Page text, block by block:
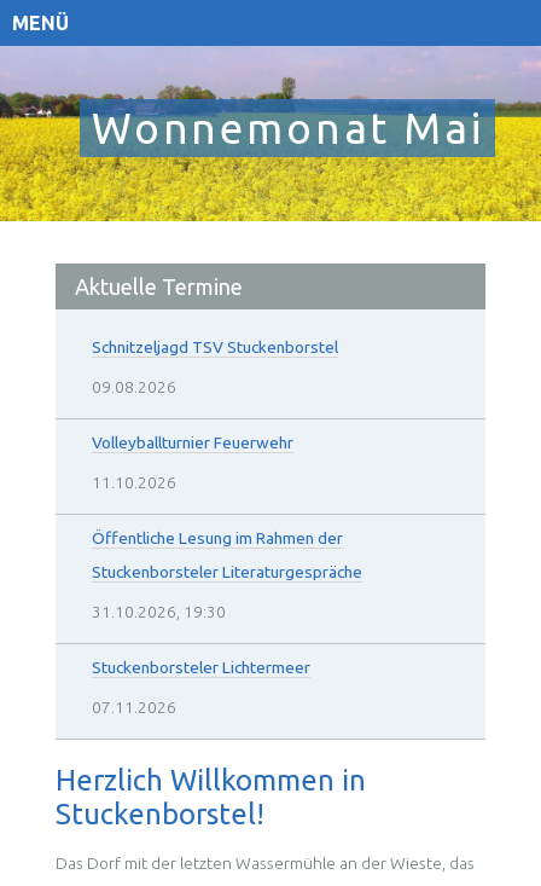
MENÜ
Wonnemonat Mai
Aktuelle Termine
Schnitzeljagd TSV Stuckenborstel
09.08.2026
Volleyballturnier Feuerwehr
11.10.2026
Öffentliche Lesung im Rahmen der
Stuckenborsteler Literaturgespräche
31.10.2026, 19:30
Stuckenborsteler Lichtermeer
07.11.2026
Herzlich Willkommen in
Stuckenborstel!
Das Dorf mit der letzten Wassermühle an der Wieste, das